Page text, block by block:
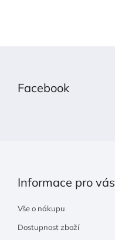
Facebook
Informace pro vás
Vše o nákupu
Dostupnost zboží